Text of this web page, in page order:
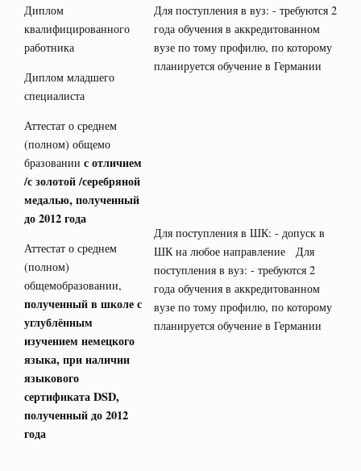
Для поступления в вуз: - требуются 2
года обучения в аккредитованном
вузе по тому профилю, по которому
планируется обучение в Германии
Диплом
квалифицированного
работника
Диплом младшего
специалиста
Аттестат о среднем
(полном) общемо
бразовании с отличием
/с золотой /серебряной
медалью, полученный
до 2012 года
Для поступления в ШК: - допуск в
ШК на любое направление Для
поступления в вуз: - требуются 2
года обучения в аккредитованном
вузе по тому профилю, по которому
планируется обучение в Германии
Аттестат о среднем
(полном)
общемобразовании,
полученный в школе с
углублённым
изучением немецкого
языка, при наличии
языкового
сертификатаDSD,
полученный до 2012
года